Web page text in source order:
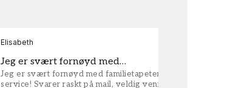
Elisabeth
Jeg er svært fornøyd med…
Jeg er svært fornøyd med familietapeter. Maken til
service! Svarer raskt på mail, veldig vennlige og